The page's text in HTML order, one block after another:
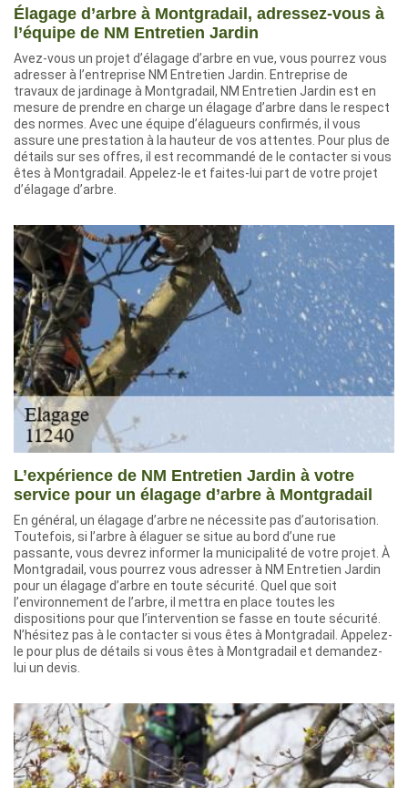
Élagage d’arbre à Montgradail, adressez-vous à
l’équipe de NM Entretien Jardin
Avez-vous un projet d’élagage d’arbre en vue, vous pourrez vous
adresser à l’entreprise NM Entretien Jardin. Entreprise de
travaux de jardinage à Montgradail, NM Entretien Jardin est en
mesure de prendre en charge un élagage d’arbre dans le respect
des normes. Avec une équipe d’élagueurs confirmés, il vous
assure une prestation à la hauteur de vos attentes. Pour plus de
détails sur ses offres, il est recommandé de le contacter si vous
êtes à Montgradail. Appelez-le et faites-lui part de votre projet
d’élagage d’arbre.
L’expérience de NM Entretien Jardin à votre
service pour un élagage d’arbre à Montgradail
En général, un élagage d’arbre ne nécessite pas d’autorisation.
Toutefois, si l’arbre à élaguer se situe au bord d’une rue
passante, vous devrez informer la municipalité de votre projet. À
Montgradail, vous pourrez vous adresser à NM Entretien Jardin
pour un élagage d’arbre en toute sécurité. Quel que soit
l’environnement de l’arbre, il mettra en place toutes les
dispositions pour que l’intervention se fasse en toute sécurité.
N’hésitez pas à le contacter si vous êtes à Montgradail. Appelez-
le pour plus de détails si vous êtes à Montgradail et demandez-
lui un devis.